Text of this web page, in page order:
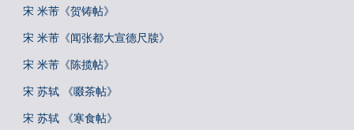
宋 米芾《贺铸帖》
宋 米芾《闻张都大宣德尺牍》
宋 米芾《陈揽帖》
宋 苏轼 《啜茶帖》
宋 苏轼 《寒食帖》